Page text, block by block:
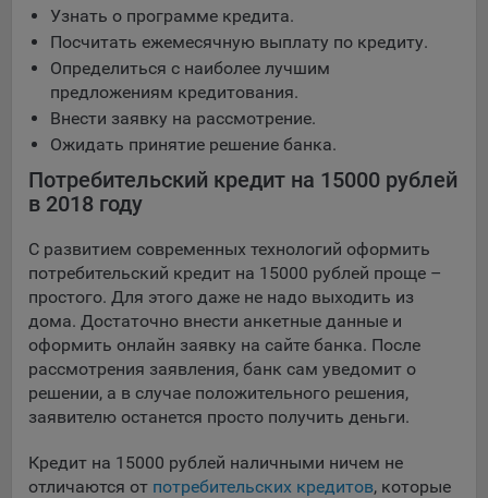
материалов по наиболее актуальному, подходящему
назначению для каждого конкретного пользователя.
Компании, которым мы поручаем обработку данных для
данной цели:
Яндекса рекламная сеть (Yandex Mobile Ads, ADFOX) -
Europe AG, Werftestrasse 4, CH-6005 Luzern, Switzerland.
Google Ads - сервис показа контекстной рекламы,
предоставляемый компанией Google Ireland Ltd, Gordon
House Barrow Street Dublin 4, D04E5W5 Ireland.
Сохранить мои изменения
Сохранить по умолчанию
Узнать о программе кредита.
Посчитать ежемесячную выплату по кредиту.
Определиться с наиболее лучшим
предложениям кредитования.
Внести заявку на рассмотрение.
Ожидать принятие решение банка.
Потребительский кредит на 15000 рублей
в 2018 году
С развитием современных технологий оформить
потребительский кредит на 15000 рублей проще –
простого. Для этого даже не надо выходить из
дома. Достаточно внести анкетные данные и
оформить онлайн заявку на сайте банка. После
рассмотрения заявления, банк сам уведомит о
решении, а в случае положительного решения,
заявителю останется просто получить деньги.
Кредит на 15000 рублей наличными ничем не
отличаются от потребительских кредитов, которые